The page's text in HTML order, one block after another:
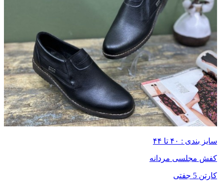
سایز بندی : ۴۰ تا ۴۴
کفش مجلسی مردانه
کارتن 5 جفتی